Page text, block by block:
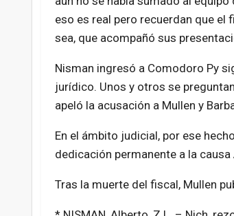
eso es real pero recuerdan que el
sea, que acompañó sus
Nisman ingresó a Comodoro Py
jurídico. Unos y otros se
apeló la acusación a Mullen y
En el ámbito judicial, por ese
dedicación permanente a la
Tras la muerte del fiscal, Mullen